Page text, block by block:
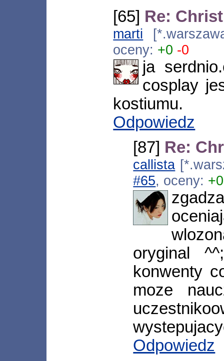
[65] Re:
marti
oceny: +0 -0
ja
cosplay
kostiumu.
Odpowiedz
[87] Re:
callista
#65, oceny: +0
oryginal
konwenty
moze
Odpowiedz